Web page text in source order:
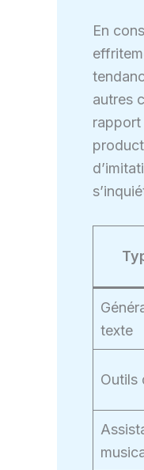
En
autres
rapport
texte
Outils